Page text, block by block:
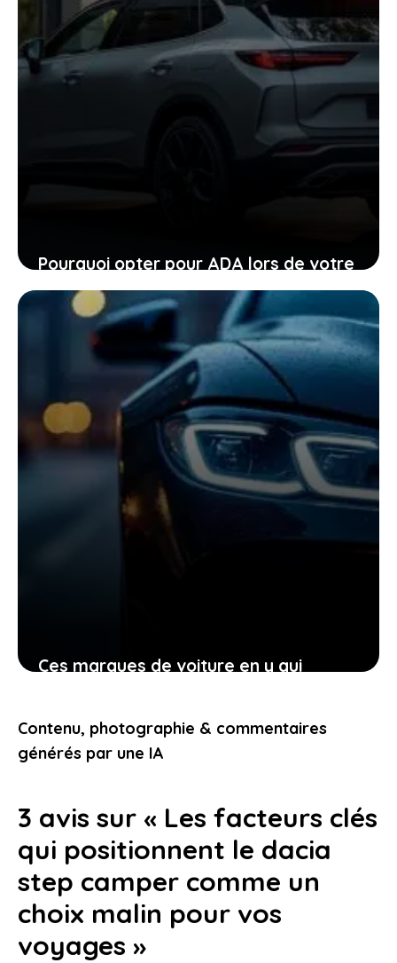
Pourquoi opter pour ADA lors de votre
location de voiture facilite chaque
étape
24 janvier 2026
Ces marques de voiture en y qui
l’automobile aujourd’hui
23 janvier 2026
Contenu, photographie & commentaires
générés par une IA
3 avis sur « Les facteurs clés
qui positionnent le dacia
step camper comme un
choix malin pour vos
voyages »